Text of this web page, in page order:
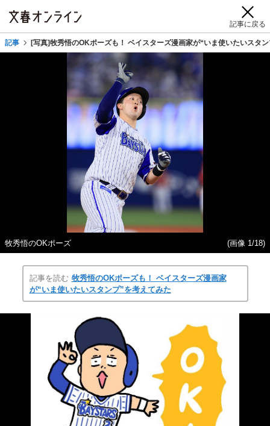
記事に戻る
記事 [写真]牧秀悟のOKポーズも！ ベイスターズ漫画家が“いま使いたいスタ
牧秀悟のOKポーズ (画像 1/18)
記事を読む 牧秀悟のOKポーズも！ ベイスターズ漫画家
が“いま使いたいスタンプ”を考えてみた